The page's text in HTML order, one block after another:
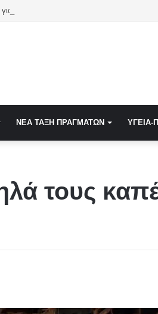
το χαμηλό νερό στον Ρήνο
NEA TAΞΗ ΠΡΑΓΜΑΤΩΝ ΥΓΕΙΑ-
τους